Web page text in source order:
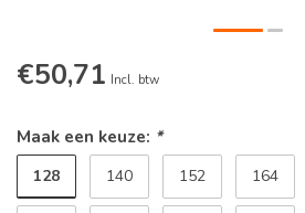
€50,71 Incl. btw
Maak een keuze: *
128 140 152 164